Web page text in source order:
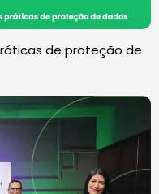
de proteção de